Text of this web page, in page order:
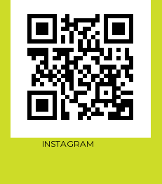
INSTAGRAM